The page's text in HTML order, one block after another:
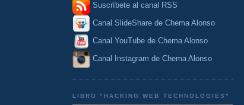
Suscríbete al canal RSS
Canal SlideShare de Chema Alonso
Canal YouTube de Chema Alonso
Canal Instagram de Chema Alonso
LIBRO "HACKING WEB TECHNOLOGIES"